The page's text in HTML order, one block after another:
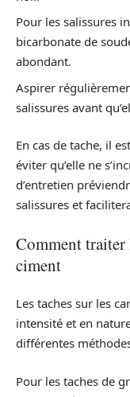
Pour les salissures
bicarbonate de
abondant.
Aspirer
salissures avant
En cas de tache, il
éviter qu’elle ne
d’entretien
salissures et
Comment traiter
ciment
Les taches sur les
intensité et en
différentes
Pour les taches de